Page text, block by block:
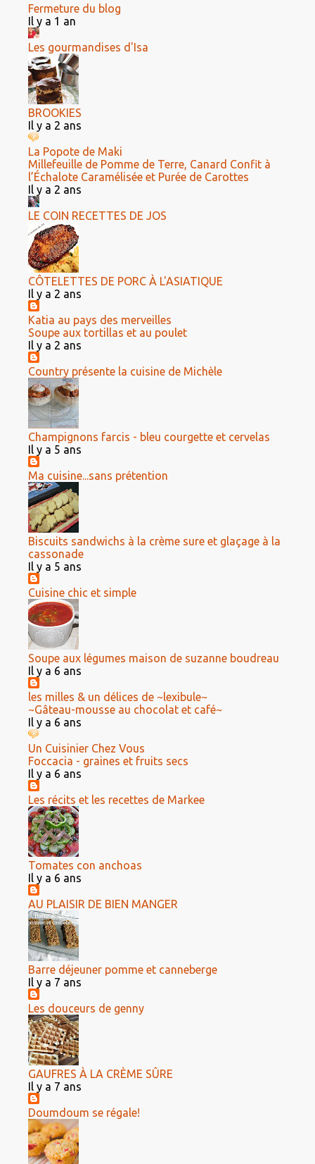
Fermeture du blog
Il y a 1 an
Les gourmandises d'Isa
BROOKIES
Il y a 2 ans
La Popote de Maki
Millefeuille de Pomme de Terre, Canard Confit à
l’Échalote Caramélisée et Purée de Carottes
Il y a 2 ans
LE COIN RECETTES DE JOS
CÔTELETTES DE PORC À L'ASIATIQUE
Il y a 2 ans
Katia au pays des merveilles
Soupe aux tortillas et au poulet
Il y a 2 ans
Country présente la cuisine de Michèle
Champignons farcis - bleu courgette et cervelas
Il y a 5 ans
Ma cuisine...sans prétention
Biscuits sandwichs à la crème sure et glaçage à la
cassonade
Il y a 5 ans
Cuisine chic et simple
Soupe aux légumes maison de suzanne boudreau
Il y a 6 ans
les milles & un délices de ~lexibule~
~Gâteau-mousse au chocolat et café~
Il y a 6 ans
Un Cuisinier Chez Vous
Foccacia - graines et fruits secs
Il y a 6 ans
Les récits et les recettes de Markee
Tomates con anchoas
Il y a 6 ans
AU PLAISIR DE BIEN MANGER
Barre déjeuner pomme et canneberge
Il y a 7 ans
Les douceurs de genny
GAUFRES À LA CRÈME SÛRE
Il y a 7 ans
Doumdoum se régale!